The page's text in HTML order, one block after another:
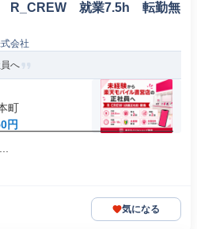
R_CREW 就業7.5h 転勤無
会社
へ
町
円
気になる